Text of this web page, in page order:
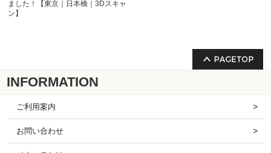
INFORMATION
ご利用案内
お問い合わせ